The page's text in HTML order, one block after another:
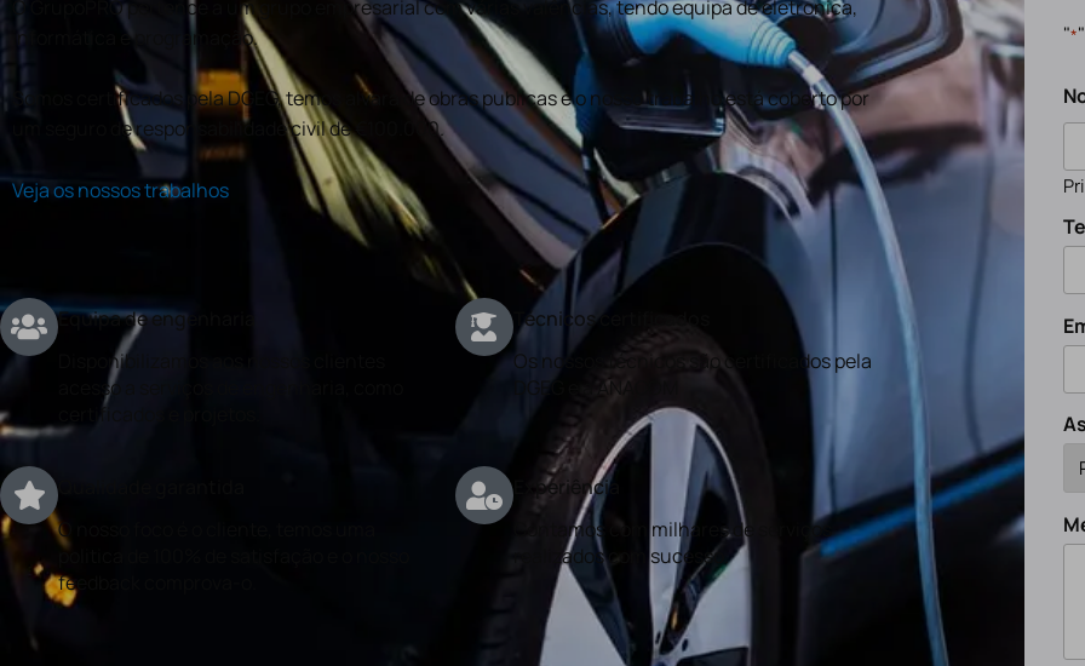
O GrupoPRO pertence a um grupo empresarial com várias valências, tendo equipa de eletronica,
informática e programação.
Somos certificados pela DGEG, temos alvará de obras publicas e o nosso trabalho está coberto por
um seguro de responsabilidade civil de €100.000.
Veja os nossos trabalhos
Equipa de engenharia
Disponibilizamos aos nossos clientes
acesso a serviços de engenharia, como
certificados e projetos.
Técnicos certificados
Os nossos técnicos são certificados pela
DGEG e a ANACOM
O nosso foco é o cliente, temos uma
politica de 100% de satisfação e o nosso
feedback comprova-o.
Experiência
Contamos com milhares de serviços
realizados com sucesso.
"*